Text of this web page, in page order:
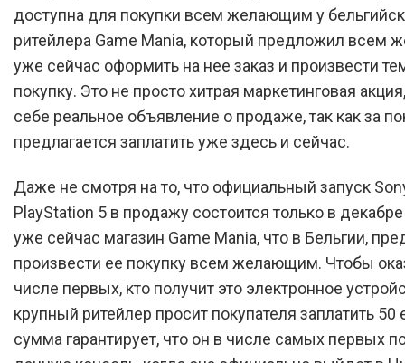
доступна для покупки всем желающим у
ритейлера Game Mania, который предложил всем
уже сейчас оформить на нее заказ и произвести
покупку. Это не просто хитрая маркетинговая
себе реальное объявление о продаже, так как за
предлагается заплатить уже здесь и сейчас.
Даже не смотря на то, что официальный запуск
PlayStation 5 в продажу состоится только в
уже сейчас магазин Game Mania, что в Бельгии,
произвести ее покупку всем желающим. Чтобы
числе первых, кто получит это электронное
крупный ритейлер просит покупателя заплатить 50
сумма гарантирует, что он в числе самых первых